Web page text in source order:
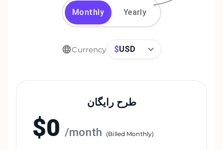
Monthly Yearly
Currency $USD
طرح رایگان
$0 /month (Billed Monthly)